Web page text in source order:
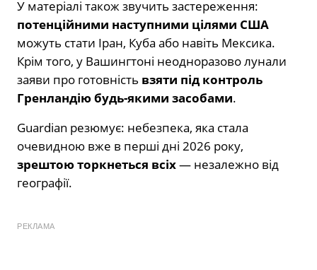
У матеріалі також звучить застереження:
потенційними наступними цілями США
можуть стати Іран, Куба або навіть Мексика.
Крім того, у Вашингтоні неодноразово лунали
заяви про готовність взяти під контроль
Гренландію будь-якими засобами.
Guardian резюмує: небезпека, яка стала
очевидною вже в перші дні 2026 року,
зрештою торкнеться всіх— незалежно від
географії.
РЕКЛАМА